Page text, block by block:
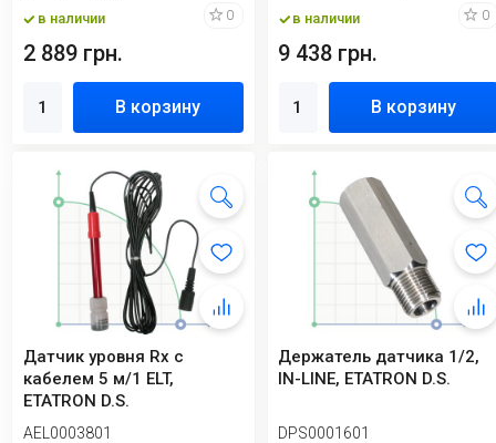
в наличии 0
2 889 грн.
В корзину
в наличии 0
9 438 грн.
В корзину
Датчик уровня Rx с
кабелем 5 м/1 ELT,
ETATRON D.S.
AEL0003801
Держатель датчика 1/2,
IN-LINE, ETATRON D.S.
DPS0001601